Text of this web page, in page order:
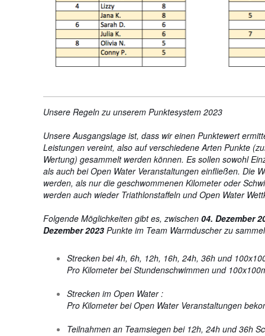
Unsere Regeln zu unserem Punktesystem 2023
Unsere Ausgangslage ist, dass wir einen Punktewert
Leistungen vereint, also auf verschiedene Arten Punkte
Wertung) gesammelt werden können. Es sollen sowohl
als auch bei Open Water Veranstaltungen einfließen. Die
werden, als nur die geschwommenen Kilometer oder
werden auch wieder Triathlonstaffeln und Open Water
Folgende Möglichkeiten gibt es, zwischen 04. Dezember
Dezember 2023Punkte im Team Warmduscher zu
Strecken bei 4h, 6h, 12h, 16h, 24h, 36h und
Pro Kilometer bei Stundenschwimmen und
Strecken im Open Water :
Pro Kilometer bei Open Water Veranstaltungen
Teilnahmen an Teamsiegen bei 12h, 24h und 36h